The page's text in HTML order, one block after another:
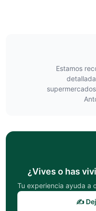
Estamos
¿Vives o has
Tu experiencia ayuda a
✍️